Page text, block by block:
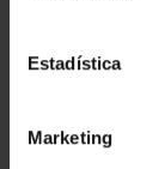
Estadística
Marketing
Consegna immediata